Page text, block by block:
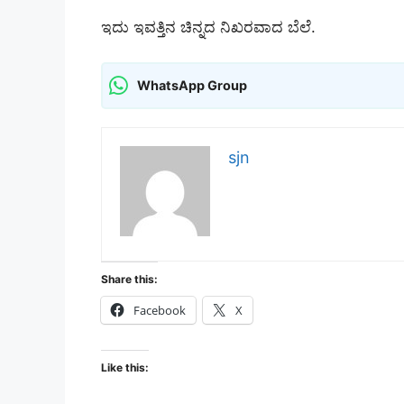
ಇದು ಇವತ್ತಿನ ಚಿನ್ನದ ನಿಖರವಾದ ಬೆಲೆ.
WhatsApp Group
sjn
Share this:
Facebook X
Like this: